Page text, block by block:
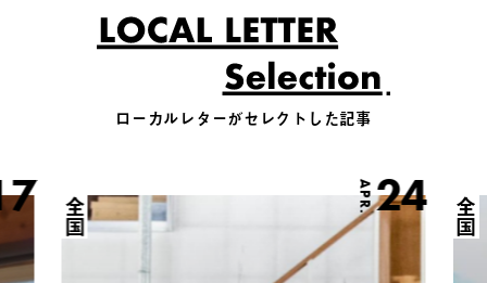
ローカルレターがセレクトした記事
APR.24
全国 全国